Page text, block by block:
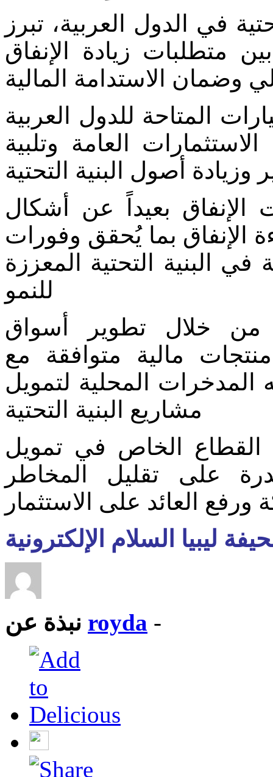
في الدول العربية، تبرز
متطلبات زيادة الإنفاق
وضمان الاستدامة المالية
المتاحة للدول العربية
العامة وتلبية
أصول البنية التحتية
الإنفاق بعيداً عن أشكال
الإنفاق بما يُحقق وفورات
البنية التحتية المعززة
للنمو
من خلال تطوير أسواق
مالية متوافقة مع
المدخرات المحلية لتمويل
مشاريع البنية التحتية
القطاع الخاص في تمويل
على تقليل المخاطر
ليبيا السلام الإلكترونية
royda -